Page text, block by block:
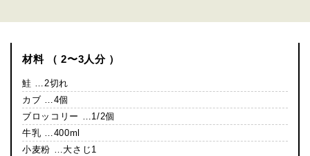
材料 （ 2〜3人分 ）
鮭 …2切れ
カブ …4個
ブロッコリー …1/2個
牛乳 …400ml
小麦粉 …大さじ1